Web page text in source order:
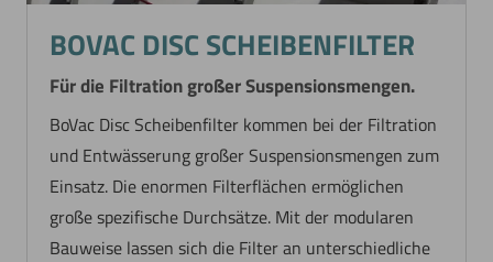
BOVAC DISC SCHEIBENFILTER
Für die Filtration großer Suspensionsmengen.
BoVac Disc Scheibenfilter kommen bei der Filtration
und Entwässerung großer Suspensionsmengen zum
Einsatz. Die enormen Filterflächen ermöglichen
große spezifische Durchsätze. Mit der modularen
Bauweise lassen sich die Filter an unterschiedliche